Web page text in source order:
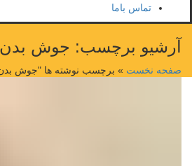
تماس باما
آرشیو برچسب: جوش
صفحه نخست » برچسب نوشته ها "جوش